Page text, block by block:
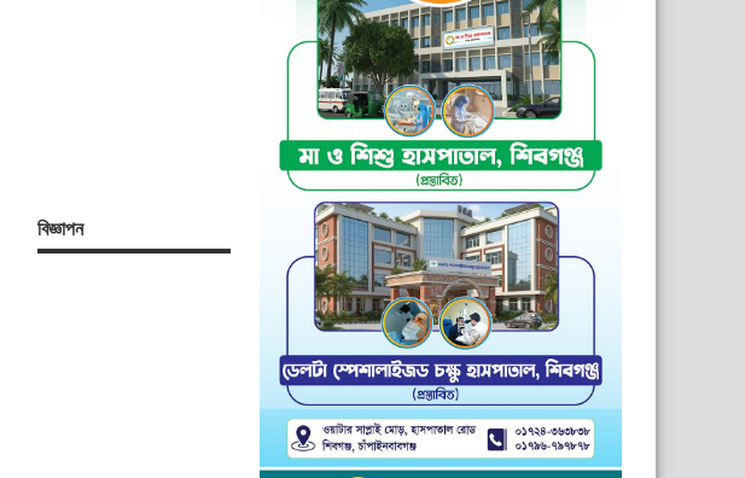
বিজ্ঞাপন